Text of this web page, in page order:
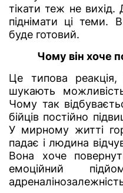
тікати теж не
піднімати ці теми.
буде готовий.
Чому він хоче
Це типова реакція,
шукають
Чому так
бійців постійно
У мирному житті
падає і людина
Вона хоче
емоційний